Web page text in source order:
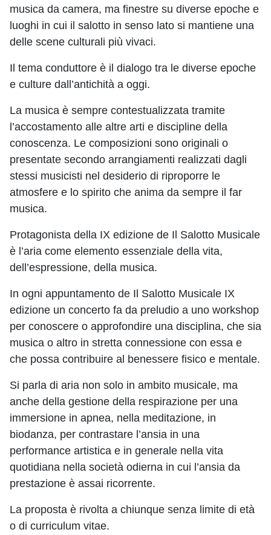
musica da camera, ma finestre su diverse epoche e
luoghi in cui il salotto in senso lato si mantiene una
delle scene culturali più vivaci.
Il tema conduttore è il dialogo tra le diverse epoche
e culture dall’antichità a oggi.
La musica è sempre contestualizzata tramite
l’accostamento alle altre arti e discipline della
conoscenza. Le composizioni sono originali o
presentate secondo arrangiamenti realizzati dagli
stessi musicisti nel desiderio di riproporre le
atmosfere e lo spirito che anima da sempre il far
musica.
Protagonista della IX edizione de Il Salotto Musicale
è l’aria come elemento essenziale della vita,
dell’espressione, della musica.
In ogni appuntamento de Il Salotto Musicale IX
edizione un concerto fa da preludio a uno workshop
per conoscere o approfondire una disciplina, che sia
musica o altro in stretta connessione con essa e
che possa contribuire al benessere fisico e mentale.
Si parla di aria non solo in ambito musicale, ma
anche della gestione della respirazione per una
immersione in apnea, nella meditazione, in
biodanza, per contrastare l’ansia in una
performance artistica e in generale nella vita
quotidiana nella società odierna in cui l’ansia da
prestazione è assai ricorrente.
La proposta è rivolta a chiunque senza limite di età
o di curriculum vitae.